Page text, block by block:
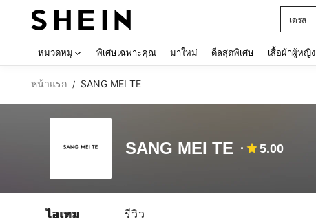
เดรส
หมวดหมู่ พิเศษเฉพาะคุณ มาใหม่ ดีลสุดพิเศษ เสื้อผ้าผู้หญิง
หน้าแรก / SANG MEI TE
SANG MEI TE 5.00
ไอเทม รีวิว